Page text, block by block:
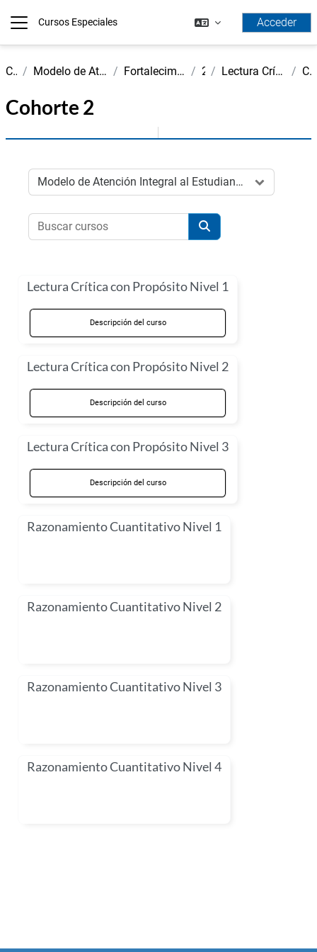
Cursos Especiales Acceder
Cursos Modelo de Atención Integral al Estudiante - MAIE Fortalecimiento Competencias Genéricas 2026-I Lectura Crítica y Pensamiento Cuantitativo Cohorte 2
Cohorte 2
Categorías
Buscar cursos
Buscar cursos
Lectura Crítica con Propósito Nivel 1
Descripción del curso
Lectura Crítica con Propósito Nivel 2
Descripción del curso
Lectura Crítica con Propósito Nivel 3
Descripción del curso
Razonamiento Cuantitativo Nivel 1
Razonamiento Cuantitativo Nivel 2
Razonamiento Cuantitativo Nivel 3
Razonamiento Cuantitativo Nivel 4